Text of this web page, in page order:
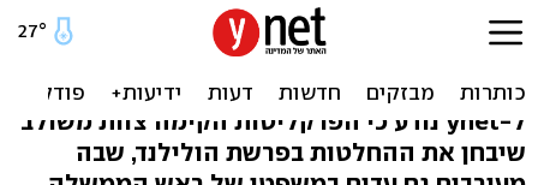
אולמרט חזר: בפרקליטות
מתלבטים על המשפט
ל-ynet נודע כי הפרקליטות הקימה צוות משולב
שיבחן את ההחלטות בפרשת הולילנד, שבה